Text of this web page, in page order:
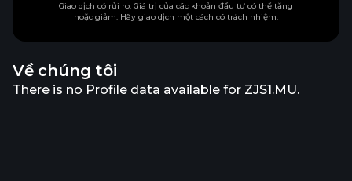
Về chúng tôi
There is no Profile data available for ZJS1.MU.
Giao dịch có rủi ro. Giá trị của các khoản đầu tư có thể tăng
hoặc giảm. Hãy giao dịch một cách có trách nhiệm.